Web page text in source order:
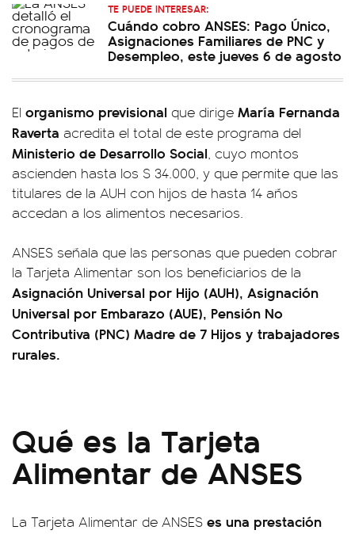
TE PUEDE INTERESAR:
Cuándo cobro ANSES: Pago Único,
Asignaciones Familiares de PNC y
Desempleo, este jueves 6 de agosto
El organismo previsional que dirige María Fernanda
Raverta acredita el total de este programa del
Ministerio de Desarrollo Social, cuyo montos
ascienden hasta los $ 34.000, y que permite que las
titulares de la AUH con hijos de hasta 14 años
accedan a los alimentos necesarios.
ANSES señala que las personas que pueden cobrar
la Tarjeta Alimentar son los beneficiarios de la
Asignación Universal por Hijo (AUH), Asignación
Universal por Embarazo (AUE), Pensión No
Contributiva (PNC) Madre de 7 Hijos y trabajadores
rurales.
Qué es la Tarjeta
Alimentar de ANSES
La Tarjeta Alimentar de ANSES es una prestación